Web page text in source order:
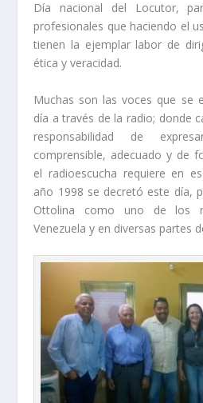
Día nacional del Locutor,
profesionales que haciendo el
tienen la ejemplar labor de
ética y veracidad.
Muchas son las voces que se
día a través de la radio; donde
responsabilidad de
comprensible, adecuado y de
el radioescucha requiere en
año 1998 se decretó este día,
Ottolina como uno de los
Venezuela y en diversas partes